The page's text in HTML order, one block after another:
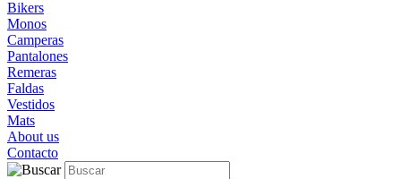
Bikers
Monos
Camperas
Pantalones
Remeras
Faldas
Vestidos
Mats
About us
Contacto